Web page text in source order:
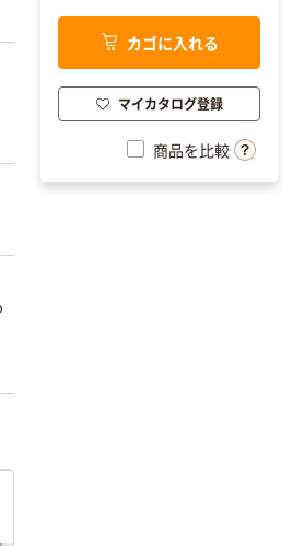
カゴに入れる
マイカタログ登録
商品を比較